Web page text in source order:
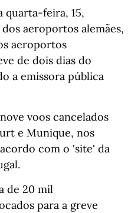
quarta-feira, 15,
aeroportos alemães,
aeroportos
de dois dias do
a emissora pública
voos cancelados
e Munique, nos
com o 'site' da
de 20 mil
para a greve